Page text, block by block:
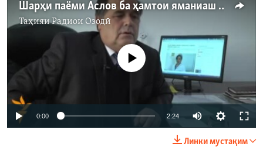
Шарҳи паёми Аслов ба ҳамтои яманиаш барои раҳоии Гулрухсор
ТаҳияиРадиои Озодӣ
Феълан кор намекунад
0:00 2:24
Линки мустақим